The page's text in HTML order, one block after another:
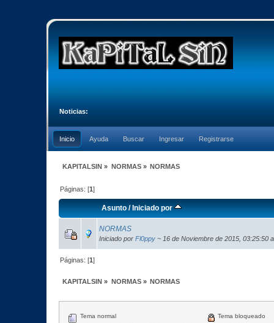
Noticias:
Inicio Ayuda Buscar Ingresar Registrarse
KAPITALSIN » NORMAS» NORMAS
Páginas: [1]
Asunto/Iniciado por
NORMAS
Iniciado por Fl0ppy ~ 16 de Noviembre de 2015, 03:25:50
Páginas: [1]
KAPITALSIN » NORMAS» NORMAS
Tema normal
Tema bloqueado